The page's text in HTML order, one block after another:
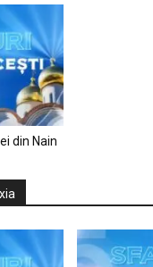
din Nain